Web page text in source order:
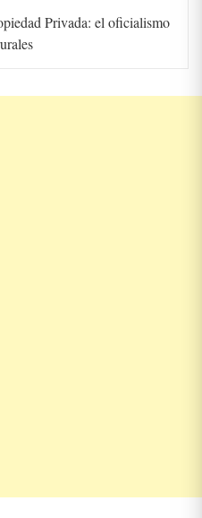
Privada: el oficialismo